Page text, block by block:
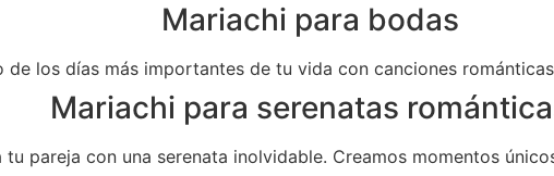
Mariachi para bodas
de los días más importantes de tu vida con canciones
Mariachi para serenatas
tu pareja con una serenata inolvidable. Creamos momentos